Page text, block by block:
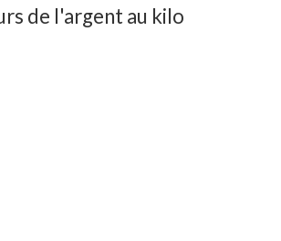
de l'argent au kilo